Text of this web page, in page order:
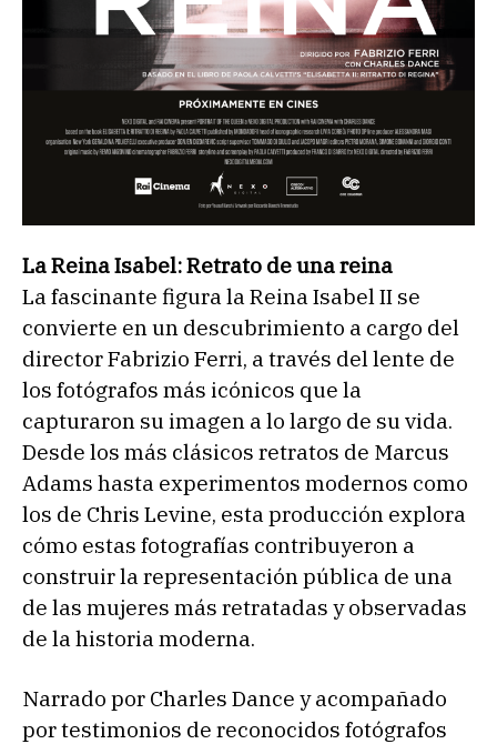
La Reina Isabel: Retrato de una reina
La fascinante figura la Reina Isabel II se
convierte en un descubrimiento a cargo del
director Fabrizio Ferri, a través del lente de
los fotógrafos más icónicos que la
capturaron su imagen a lo largo de su vida.
Desde los más clásicos retratos de Marcus
Adams hasta experimentos modernos como
los de Chris Levine, esta producción explora
cómo estas fotografías contribuyeron a
construir la representación pública de una
de las mujeres más retratadas y observadas
de la historia moderna.
Narrado por Charles Dance y acompañado
por testimonios de reconocidos fotógrafos